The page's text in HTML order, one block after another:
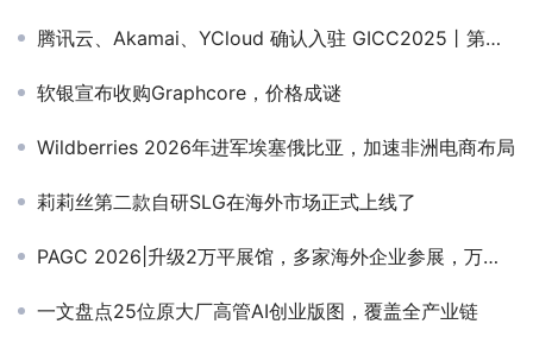
腾讯云、Akamai、YCloud 确认入驻 GICC2025丨第六届全球互联网产业CEO大会
软银宣布收购Graphcore，价格成谜
Wildberries 2026年进军埃塞俄比亚，加速非洲电商布局
莉莉丝第二款自研SLG在海外市场正式上线了
PAGC 2026|升级2万平展馆，多家海外企业参展，万人出海展会，5月27–28日广州见！
一文盘点25位原大厂高管AI创业版图，覆盖全产业链